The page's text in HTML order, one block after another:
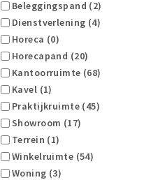
Beleggingspand (2)
Dienstverlening (4)
Horeca (0)
Horecapand (20)
Kantoorruimte (68)
Kavel (1)
Praktijkruimte (45)
Showroom (17)
Terrein (1)
Winkelruimte (54)
Woning (3)